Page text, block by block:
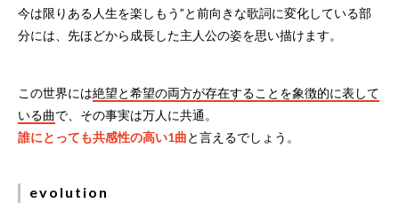
今は限りある人生を楽しもう”と前向きな歌詞に変化している部
分には、先ほどから成長した主人公の姿を思い描けます。
この世界には絶望と希望の両方が存在することを象徴的に表して
いる曲で、その事実は万人に共通。
誰にとっても共感性の高い1曲と言えるでしょう。
evolution